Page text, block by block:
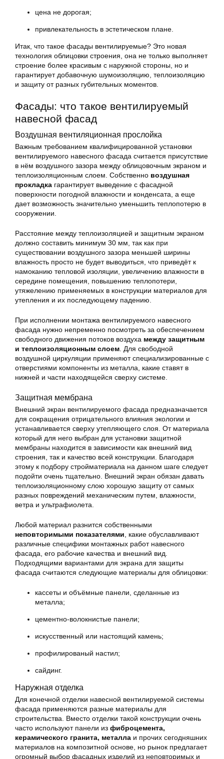
цена не дорогая;
привлекательность в эстетическом плане.
Итак, что такое фасады вентилируемые? Это новая
технология облицовки строения, она не только выполняет
строение более красивым с наружной стороны, но и
гарантирует добавочную шумоизоляцию, теплоизоляцию
и защиту от разных губительных моментов.
Фасады: что такое вентилируемый
навесной фасад
Воздушная вентиляционная прослойка
Важным требованием квалифицированной установки
вентилируемого навесного фасада считается присутствие
в нём воздушного зазора между облицовочным экраном и
теплоизоляционным слоем. Собственно воздушная
прокладка гарантирует выведение с фасадной
поверхности погодной влажности и конденсата, а еще
дает возможность значительно уменьшить теплопотерю в
сооружении.
Расстояние между теплоизоляцией и защитным экраном
должно составить минимум 30 мм, так как при
существовании воздушного зазора меньшей ширины
влажность просто не будет выводиться, что приведёт к
намоканию тепловой изоляции, увеличению влажности в
середине помещения, повышению теплопотери,
утяжелению применяемых в конструкции материалов для
утепления и их последующему падению.
При исполнении монтажа вентилируемого навесного
фасада нужно непременно посмотреть за обеспечением
свободного движения потоков воздуха между защитным
и теплоизоляционным слоем. Для свободной
воздушной циркуляции применяют специализированные с
отверстиями компоненты из металла, какие ставят в
нижней и части находящейся сверху системе.
Защитная мембрана
Внешний экран вентилируемого фасада предназначается
для сокращения отрицательного влияния экологии и
устанавливается сверху утепляющего слоя. От материала
который для него выбран для установки защитной
мембраны находится в зависимости как внешний вид
строения, так и качество всей конструкции. Благодаря
этому к подбору стройматериала на данном шаге следует
подойти очень тщательно. Внешний экран обязан давать
теплоизоляционному слою хорошую защиту от самых
разных повреждений механическим путем, влажности,
ветра и ультрафиолета.
Любой материал разнится собственными
неповторимыми показателями, какие обуславливают
различные специфики монтажных работ навесного
фасада, его рабочие качества и внешний вид.
Подходящими вариантами для экрана для защиты
фасада считаются следующие материалы для облицовки:
кассеты и объёмные панели, сделанные из
металла;
цементно-волокнистые панели;
искусственный или настоящий камень;
профилированый настил;
сайдинг.
Наружная отделка
Для конечной отделки навесной вентилируемой системы
фасада применяются разные материалы для
строительства. Вместо отделки такой конструкции очень
часто используют панели из фиброцемента,
керамического гранита, металла и прочих сегодняшних
материалов на композитной основе, но рынок предлагает
огромный выбор фасадных изделий из неповторимых и